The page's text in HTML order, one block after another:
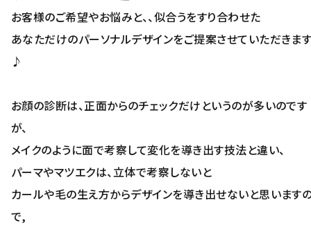
お客様のご希望やお悩みと、、似合うをすり合わせた
あなただけのパーソナルデザインをご提案させていただきま
♪
お顔の診断は、正面からのチェックだけというのが多いのです
が、
メイクのように面で考察して変化を導き出す技法と違い、
パーマやマツエクは、立体で考察しないと
カールや毛の生え方からデザインを導き出せないと思います
で,